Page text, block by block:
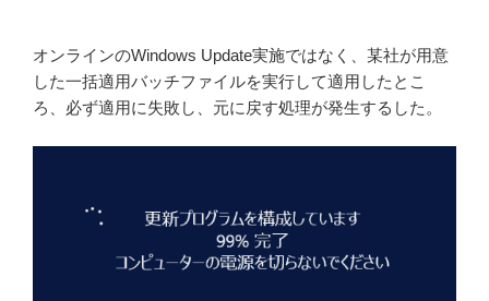
オンラインのWindows Update実施ではなく、某社が用意
した一括適用バッチファイルを実行して適用したとこ
ろ、必ず適用に失敗し、元に戻す処理が発生するした。